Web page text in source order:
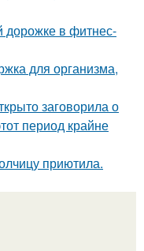
дорожке в фитнес-
для организма,
заговорила о
период крайне
приютила.